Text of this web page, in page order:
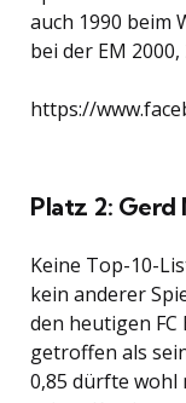
auch 1990 beim
bei der EM
https://
Platz 2: Gerd
Keine Top-10-
kein anderer
den heutigen
getroffen als
0,85 dürfte wohl